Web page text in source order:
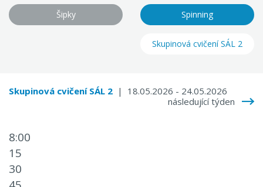
Šipky Spinning
Skupinová cvičení SÁL 2
Skupinová cvičení SÁL 2 | 18.05.2026 - 24.05.2026
následující týden
8:00
15
30